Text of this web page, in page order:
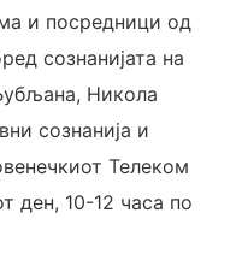
и посредници од
сознанијата на
Никола
сознанија и
Телеком
ден, 10-12 часа по